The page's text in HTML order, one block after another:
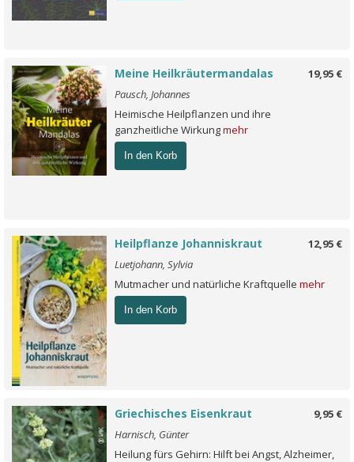
19,95 €
Meine Heilkräutermandalas
Pausch, Johannes
Heimische Heilpflanzen und ihre
ganzheitliche Wirkungmehr
In den Korb
12,95 €
Heilpflanze Johanniskraut
Luetjohann, Sylvia
Mutmacher und natürliche Kraftquelle mehr
In den Korb
9,95 €
Griechisches Eisenkraut
Harnisch, Günter
Heilung fürs Gehirn: Hilft bei Angst, Alzheimer,